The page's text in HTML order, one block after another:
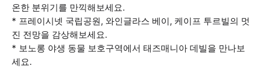
온한 분위기를 만끽해보세요.
* 프레이시넷 국립공원, 와인글라스 베이, 케이프 투르빌의 멋
진 전망을 감상해보세요.
* 보노롱 야생 동물 보호구역에서 태즈매니아 데빌을 만나보
세요.